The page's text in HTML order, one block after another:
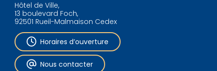
Hôtel de Ville,
13 boulevard Foch,
92501 Rueil-Malmaison Cedex
Horaires d’ouverture
Nous contacter